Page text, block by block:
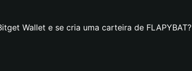
Wallet e se cria uma carteira de FLAPYBAT?